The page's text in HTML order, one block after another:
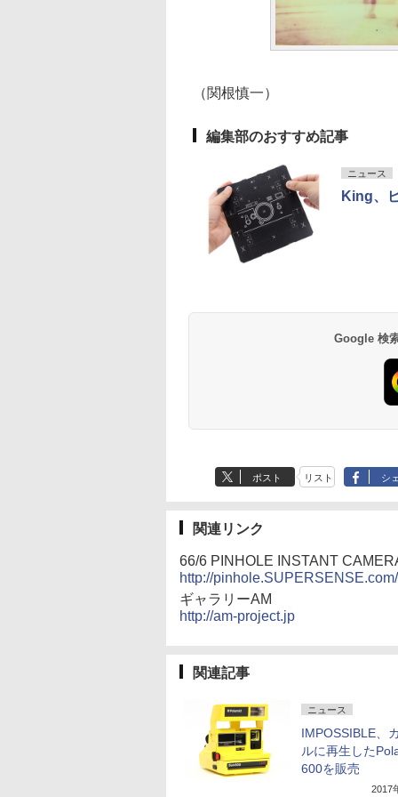
（関根慎一）
編集部のおすすめ記事
ニュース
King、
Google 検
ポスト リスト シ
関連リンク
66/6 PINHOLE INSTANT
http://pinhole.SUPERSENSE.com/
ギャラリーAM
http://am-project.jp
関連記事
ニュース
IMPOSSIBLE、
ルに再生した
600を販売
2017